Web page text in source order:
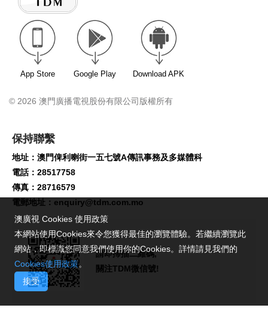
App Store Google Play Download APK
© 2026 澳門廣播電視股份有限公司版權所有
保持聯繫
地址：澳門俾利喇街一五七號A傳訊事務及多媒體科
電話：28517758
傳真：28716579
電郵地址： enquiry@tdm.com.mo
請即掃描二維碼,
關注TDM微信號!
澳廣視 Cookies 使用政策
本網站使用Cookies來令您獲得最佳的瀏覽體驗。若繼續瀏覽此
網站，即標識您同意我們使用你的Cookies。詳情請見我們的
Cookies使用政策。
接受